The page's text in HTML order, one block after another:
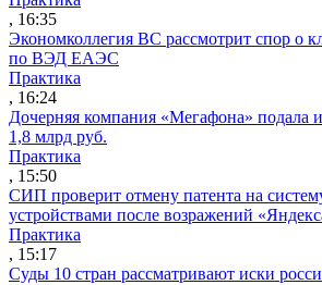
, 16:35
Экономколлегия ВС рассмотрит спор о
по ВЭД ЕАЭС
Практика
, 16:24
Дочерняя компания «Мегафона» подала
1,8 млрд руб.
Практика
, 15:50
СИП проверит отмену патента на
устройствами после возражений
Практика
, 15:17
Суды 10 стран рассматривают иски